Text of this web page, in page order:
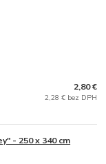
2,80 €
2,28 € bez DPH
- 250 x 340 cm